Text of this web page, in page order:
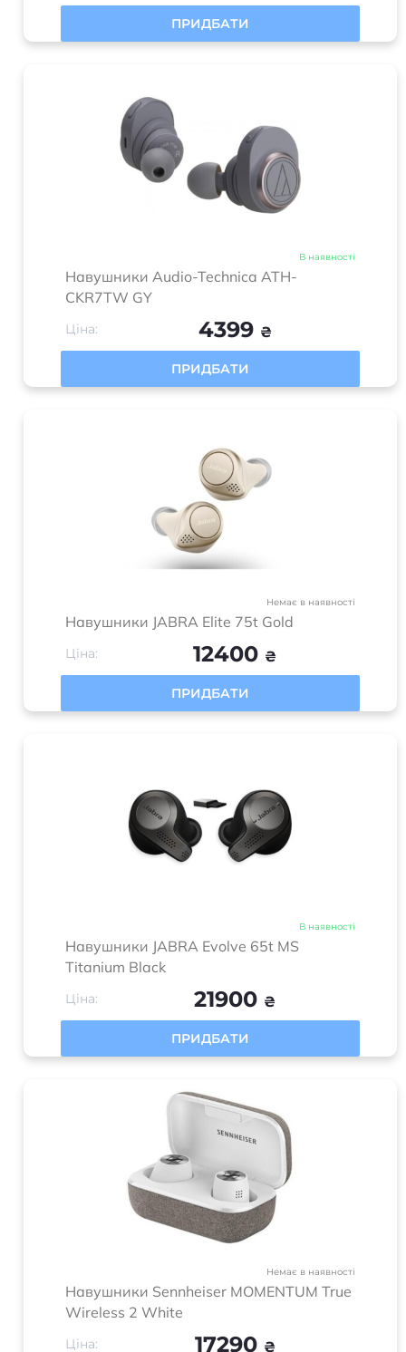
ПРИДБАТИ
В наявності
Навушники Audio-Technica ATH-
CKR7TW GY
Ціна: 4399 ₴
ПРИДБАТИ
Немає в наявності
Навушники JABRA Elite 75t Gold
Ціна: 12400 ₴
ПРИДБАТИ
В наявності
Навушники JABRA Evolve 65t MS
Titanium Black
Ціна: 21900 ₴
ПРИДБАТИ
Немає в наявності
Навушники Sennheiser MOMENTUM True
Wireless 2 White
Ціна: 17290 ₴